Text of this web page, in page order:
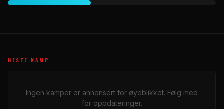
NESTE KAMP
Ingen kamper er annonsert for øyeblikket. Følg med
for oppdateringer.